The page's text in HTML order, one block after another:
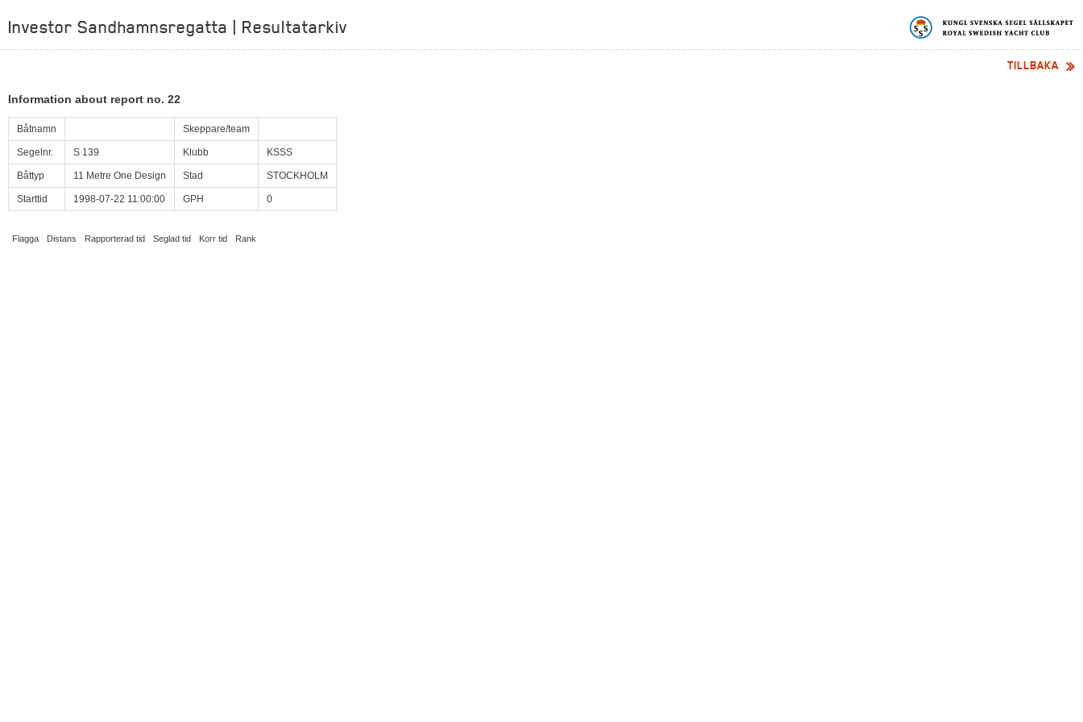
Investor Sandhamnsregatta | Resultatarkiv
TILLBAKA
Information about report no. 22
Båtnamn Skeppare/team
Segelnr. S 139 Klubb KSSS
Båttyp 11 Metre One Design Stad STOCKHOLM
Starttid 1998-07-22 11:00:00 GPH 0
Flagga Distans Rapporterad tid Seglad tid Korr tid Rank